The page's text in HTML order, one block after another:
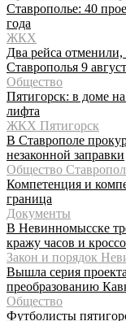
Ставрополье: 40
года
ЖКХ
Два рейса
Ставрополья 9
Общество
Пятигорск: в доме
лифта
ЖКХ Пятигорск
В Ставрополе
незаконной заправки
Общество
Компетенция и
граница
Документы
В Невинномысске
кражу часов и
Закон и порядок
Вышла серия
преобразованию
Общество
Футболисты